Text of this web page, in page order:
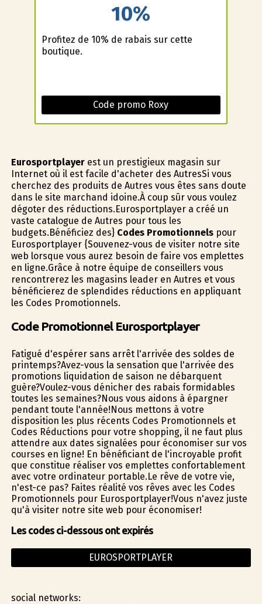
10%
Profitez de 10% de rabais sur cette
boutique.
Code promo Roxy
Eurosportplayerest un prestigieux magasin sur
Internet où il est facile d'acheter des AutresSi vous
cherchez des produits de Autres vous êtes sans doute
dans le site marchand idoine.À coup sûr vous voulez
dégoter des réductions.Eurosportplayer a créé un
vaste catalogue de Autres pour tous les
budgets.Bénéficiez des} Codes Promotionnelspour
Eurosportplayer {Souvenez-vous de visiter notre site
web lorsque vous aurez besoin de faire vos emplettes
en ligne.Grâce à notre équipe de conseillers vous
rencontrerez les magasins leader en Autres et vous
bénéficierez de splendides réductions en appliquant
les Codes Promotionnels.
Code Promotionnel Eurosportplayer
Fatigué d'espérer sans arrêt l'arrivée des soldes de
printemps?Avez-vous la sensation que l'arrivée des
promotions liquidation de saison ne débarquent
guère?Voulez-vous dénicher des rabais formidables
toutes les semaines?Nous vous aidons à épargner
pendant toute l'année!Nous mettons à votre
disposition les plus récents Codes Promotionnels et
Codes Réductions pour votre shopping, il ne faut plus
attendre aux dates signalées pour économiser sur vos
courses en ligne! En bénéficiant de l'incroyable profit
que constitue réaliser vos emplettes confortablement
avec votre ordinateur portable.Le rêve de votre vie,
n'est-ce pas? Faites réalité vos rêves avec les Codes
Promotionnels pour Eurosportplayer!Vous n'avez juste
qu'à visiter notre site web pour économiser!
Les codes ci-dessous ont expirés
EUROSPORTPLAYER
social networks: